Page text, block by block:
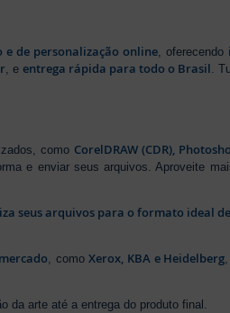
de personalização online , oferecendo
, e entrega rápida para todo o Brasil .
como CorelDRAW (CDR),
e enviar seus arquivos. Aproveite
seus arquivos para o formato ideal
, comoXerox, KBA e Heidelberg
da arte até a entrega do produto final.